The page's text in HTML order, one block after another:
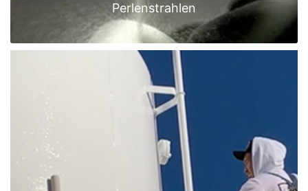
Perlenstrahlen
03
PERLENSTRAHLEN